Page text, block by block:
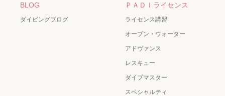
BLOG
ダイビングブログ
ＰＡＤＩライセンス
ライセンス講習
オープン・ウォーター
アドヴァンス
レスキュー
ダイブマスター
スペシャルティ